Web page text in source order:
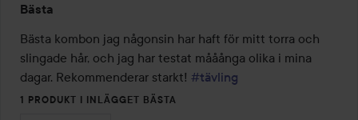
5
av
5
Bästa
Bästa kombon jag någonsin har haft för mitt torra och
slingade hår, och jag har testat mååånga olika i mina
dagar. Rekommenderar starkt! #tävling
1 PRODUKT I INLÄGGET BÄSTA